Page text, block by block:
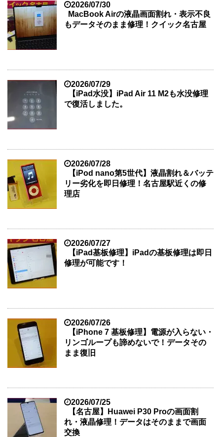
2026/07/30
MacBook Airの液晶画面割れ・表示不良
もデータそのまま修理！クイック名古屋
2026/07/29
【iPad水没】iPad Air 11 M2も水没修理
で復活しました。
2026/07/28
【iPod nano第5世代】液晶割れ＆バッテ
リー劣化を即日修理！名古屋駅近くの修
理店
2026/07/27
【iPad基板修理】iPadの基板修理は即日
修理が可能です！
2026/07/26
【iPhone 7 基板修理】電源が入らない・
リンゴループも諦めないで！データその
まま復旧
2026/07/25
【名古屋】Huawei P30 Proの画面割
れ・液晶修理！データはそのままで画面
交換